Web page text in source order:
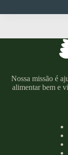
Nossa missão é
alimentar bem e